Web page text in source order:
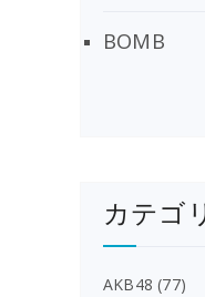
BOMB
カテゴ
AKB48 (77)